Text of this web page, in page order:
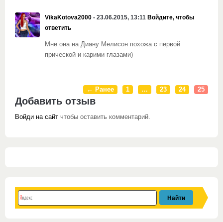
VikaKotova2000 - 23.06.2015, 13:11 Войдите, чтобы
ответить
Мне она на Диану Мелисон похожа с первой
прической и карими глазами)
← Ранее 1 … 23 24 25
Добавить отзыв
Войди на сайт чтобы оставить комментарий.